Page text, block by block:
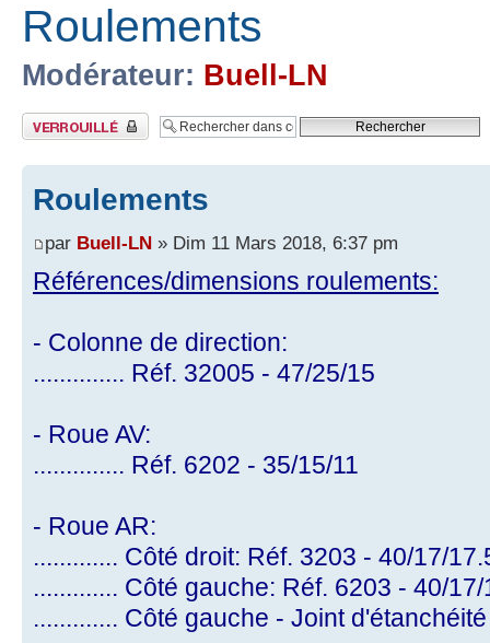
Roulements
Modérateur: Buell-LN
Sujet verrouillé
Roulements
par Buell-LN » Dim 11 Mars 2018, 6:37 pm
Références/dimensions roulements:
- Colonne de direction:
.............. Réf. 32005 - 47/25/15
- Roue AV:
.............. Réf. 6202 - 35/15/11
- Roue AR:
............. Côté droit: Réf. 3203 - 40/17/
............. Côté gauche: Réf. 6203 - 40/17/
............. Côté gauche - Joint